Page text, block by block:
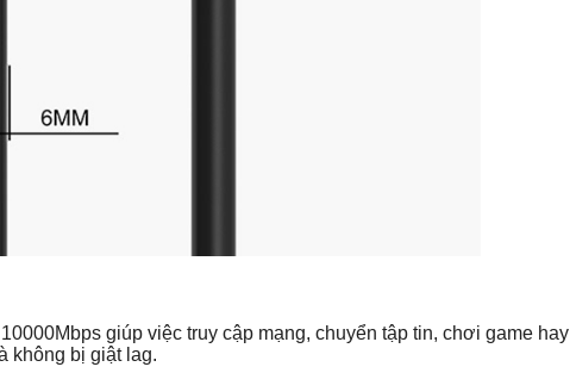
giúp việc truy cập mạng, chuyển tập tin, chơi game hay
không bị giật lag.